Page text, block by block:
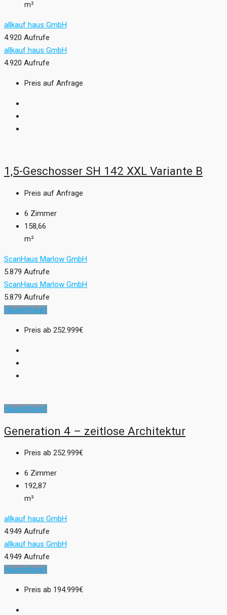
m²
allkauf haus GmbH
4.920 Aufrufe
allkauf haus GmbH
4.920 Aufrufe
Preis auf Anfrage
1,5-Geschosser SH 142 XXL Variante B
Preis auf Anfrage
6 Zimmer
158,66
m²
ScanHaus Marlow GmbH
5.879 Aufrufe
ScanHaus Marlow GmbH
5.879 Aufrufe
Hausentwurf
Preis ab 252.999€
Hausentwurf
Generation 4 – zeitlose Architektur
Preis ab 252.999€
6 Zimmer
192,87
m²
allkauf haus GmbH
4.949 Aufrufe
allkauf haus GmbH
4.949 Aufrufe
Hausentwurf
Preis ab 194.999€